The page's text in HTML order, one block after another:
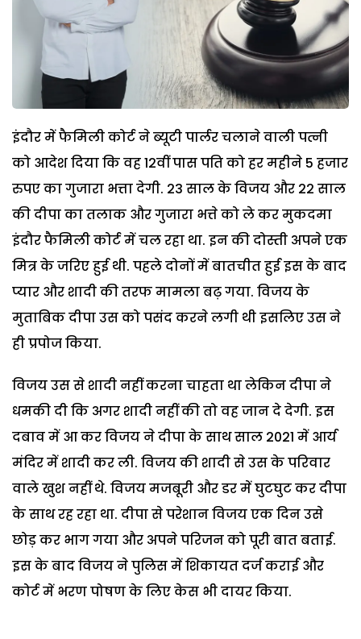
इंदौर में फैमिली कोर्ट ने ब्यूटी पार्लर चलाने वाली पत्नी
को आदेश दिया कि वह 12वीं पास पति को हर महीने 5 हजार
रुपए का गुजारा भत्ता देगी. 23 साल के विजय और 22 साल
की दीपा का तलाक और गुजारा भत्ते को ले कर मुकदमा
इंदौर फैमिली कोर्ट में चल रहा था. इन की दोस्ती अपने एक
मित्र के जरिए हुई थी. पहले दोनों में बातचीत हुई इस के बाद
प्यार और शादी की तरफ मामला बढ़ गया. विजय के
मुताबिक दीपा उस को पसंद करने लगी थी इसलिए उस ने
ही प्रपोज किया.
विजय उस से शादी नहीं करना चाहता था लेकिन दीपा ने
धमकी दी कि अगर शादी नहीं की तो वह जान दे देगी. इस
दबाव में आ कर विजय ने दीपा के साथ साल 2021 में आर्य
मंदिर में शादी कर ली. विजय की शादी से उस के परिवार
वाले खुश नहीं थे. विजय मजबूरी और डर में घुटघुट कर दीपा
के साथ रह रहा था. दीपा से परेशान विजय एक दिन उसे
छोड़ कर भाग गया और अपने परिजन को पूरी बात बताई.
इस के बाद विजय ने पुलिस में शिकायत दर्ज कराई और
कोर्ट में भरण पोषण के लिए केस भी दायर किया.